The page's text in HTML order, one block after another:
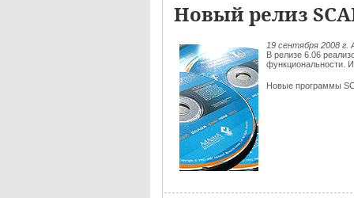
Новый релиз
19 сентября 2008
В релизе 6.06
функциональности.
Новые программы